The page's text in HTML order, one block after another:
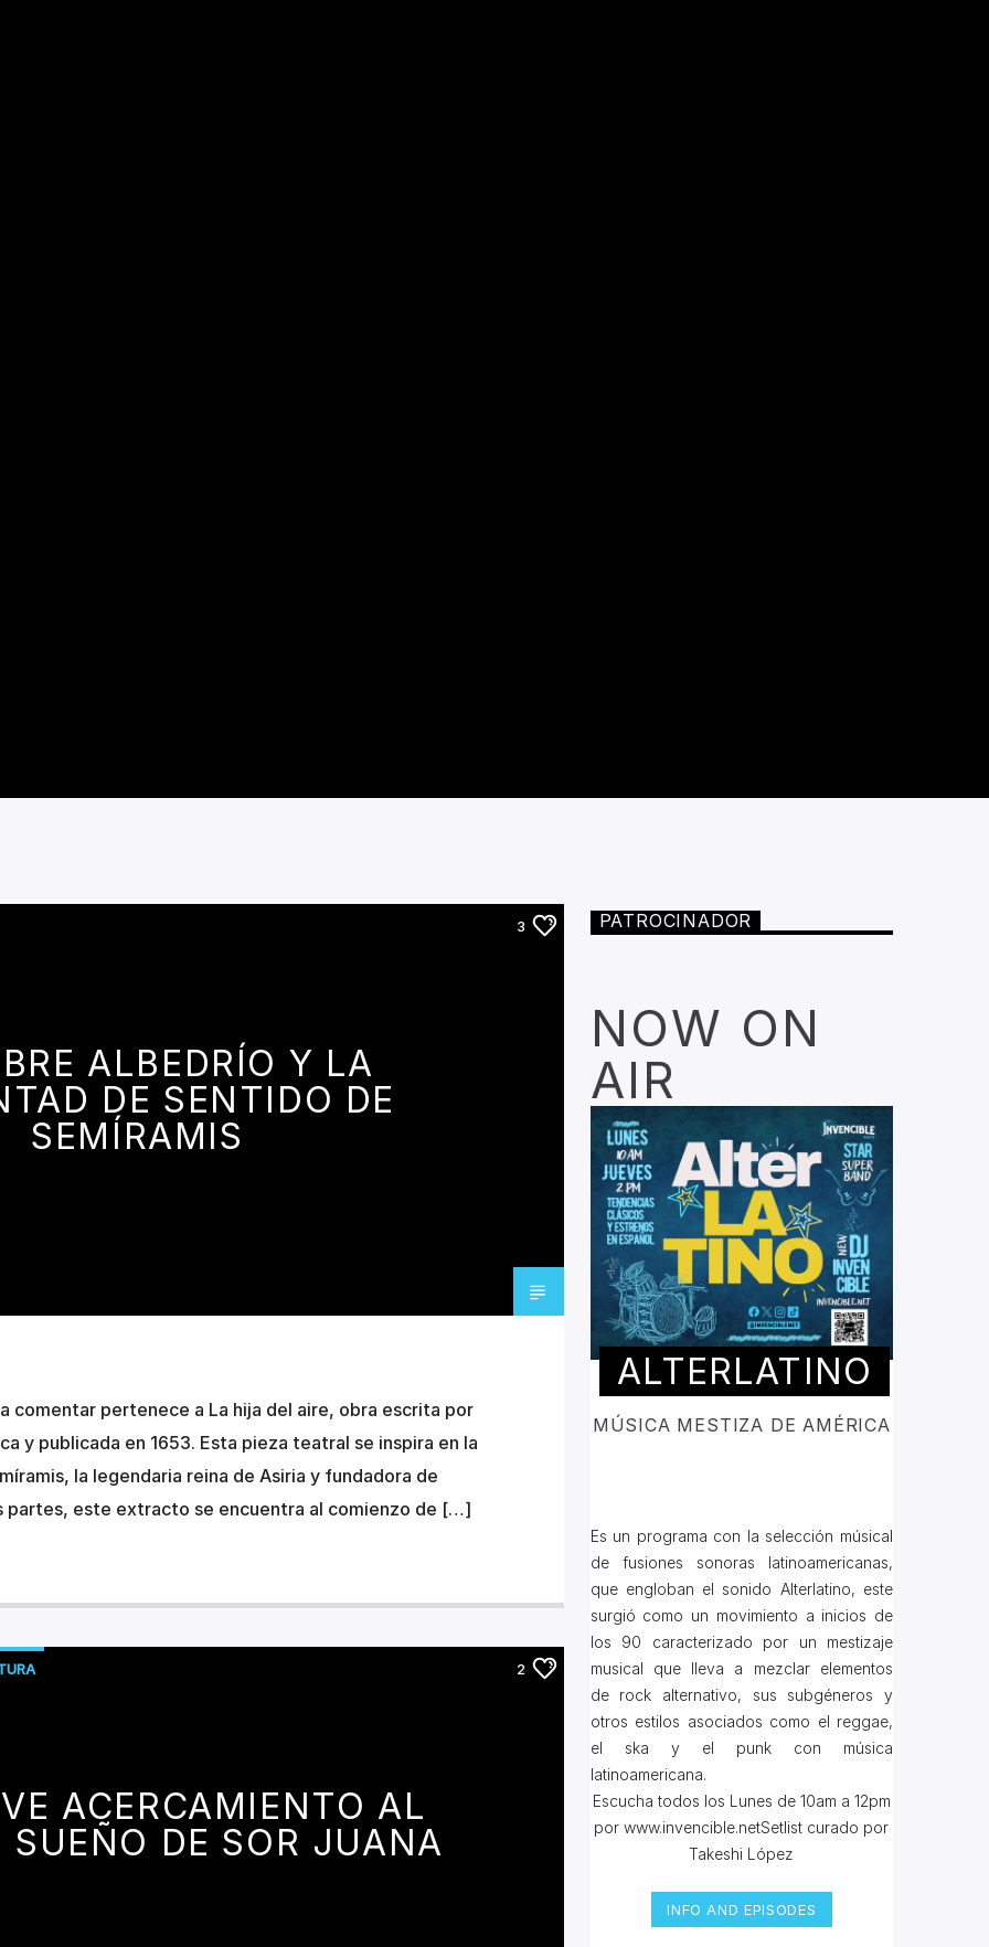
3
ALBEDRÍO Y LA
DE SENTIDO DE
SEMÍRAMIS
comentar pertenece a La hija del aire, obra escrita por
y publicada en 1653. Esta pieza teatral se inspira en la
la legendaria reina de Asiria y fundadora de
partes, este extracto se encuentra al comienzo de […]
2
ACERCAMIENTO AL
SUEÑO DE SOR JUANA
PATROCINADOR
NOW ON
AIR
ALTERLATINO
MÚSICA MESTIZA DE AMÉRICA
Es un programa con la selección músical
de fusiones sonoras latinoamericanas,
que engloban el sonido Alterlatino, este
surgió como un movimiento a inicios de
los 90 caracterizado por un mestizaje
musical que lleva a mezclar elementos
de rock alternativo, sus subgéneros y
otros estilos asociados como el reggae,
el ska y el punk con música
latinoamericana.
Escucha todos los Lunes de 10am a 12pm
por www.invencible.netSetlist curado por
Takeshi López
INFO AND EPISODES